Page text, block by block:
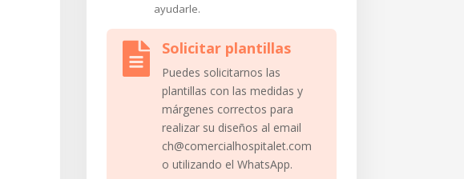
ayudarle.
 Solicitar plantillas
Puedes solicitarnos las
plantillas con las medidas y
márgenes correctos para
realizar su diseños al email
ch@comercialhospitalet.com
o utilizando el WhatsApp.